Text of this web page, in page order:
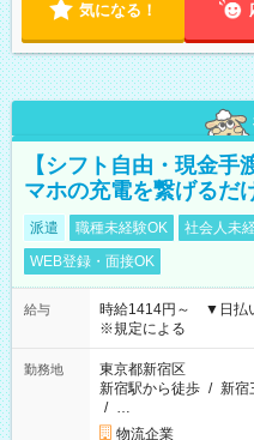
気になる！
【シフト自由・現金
マホの充電を繋げるだ
派遣 職種未経験OK 社会人未
WEB登録・面接OK
給与
時給1414円～ ▼日払
※規定による
勤務地
東京都新宿区
新宿駅から徒歩 / 新宿
/ …
物流企業